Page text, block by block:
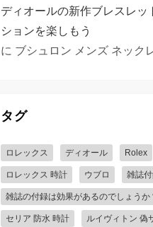
ディオールの新作ブレスレッ
ションを楽しもう
に ブシュロン メンズ ネック
タグ
ロレックス ディオール Rolex
ロレックス 時計 ウブロ 雑誌
雑誌の付録は効果があるのでしょうか
セリア 防水 時計 ルイヴィトン 偽